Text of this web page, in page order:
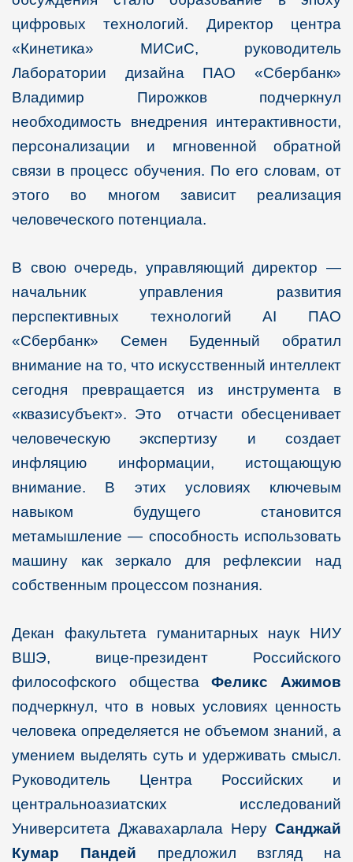
цифровых технологий. Директор центра
«Кинетика» МИСиС, руководитель
Лаборатории дизайна ПАО «Сбербанк»
Владимир Пирожков подчеркнул
необходимость внедрения интерактивности,
персонализации и мгновенной обратной
связи в процесс обучения. По его словам, от
этого во многом зависит реализация
человеческого потенциала.
В свою очередь, управляющий директор —
начальник управления развития
перспективных технологий AI ПАО
«Сбербанк» Семен Буденный обратил
внимание на то, что искусственный интеллект
сегодня превращается из инструмента в
«квазисубъект». Это отчасти обесценивает
человеческую экспертизу и создает
инфляцию информации, истощающую
внимание. В этих условиях ключевым
навыком будущего становится
метамышление — способность использовать
машину как зеркало для рефлексии над
собственным процессом познания.
Декан факультета гуманитарных наук НИУ
ВШЭ, вице-президент Российского
философского обществаФеликс Ажимов
подчеркнул, что в новых условиях ценность
человека определяется не объемом знаний, а
умением выделять суть и удерживать смысл.
Руководитель Центра Российских и
центральноазиатских исследований
Университета Джавахарлала Неру Санджай
Кумар Пандей предложил взгляд на